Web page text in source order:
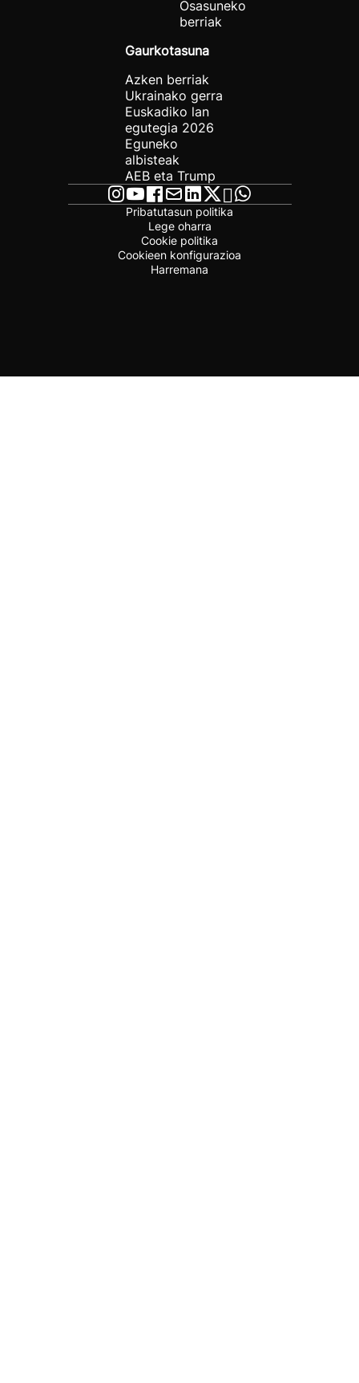
Osasuneko
berriak
Gaurkotasuna
Azken berriak
Ukrainako gerra
Euskadiko lan
egutegia 2026
Eguneko
albisteak
AEB eta Trump
Pribatutasun politika
Lege oharra
Cookie politika
Cookieen konfigurazioa
Harremana